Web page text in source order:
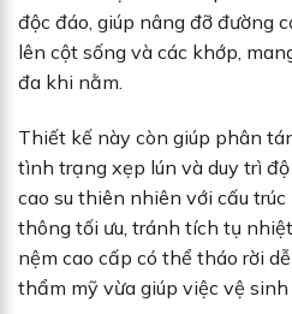
độc đáo, giúp nâng đỡ đường
lên cột sống và các khớp,
đa khi nằm.
Thiết kế này còn giúp phân
tình trạng xẹp lún và duy trì
cao su thiên nhiên với cấu
thông tối ưu, tránh tích tụ
nệm cao cấp có thể tháo rời
thẩm mỹ vừa giúp việc vệ